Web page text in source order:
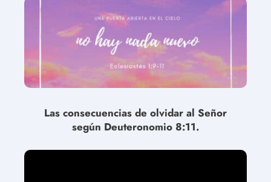
Las consecuencias de olvidar al Señor
según Deuteronomio 8:11.